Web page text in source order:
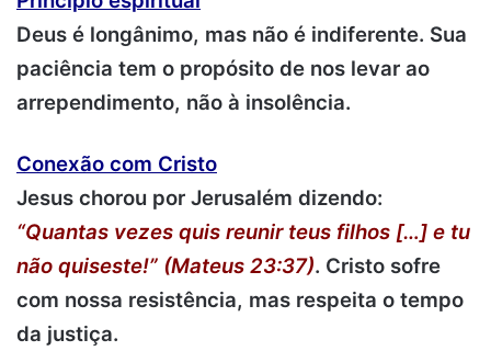
Deus é longânimo, mas não é indiferente. Sua
paciência tem o propósito de nos levar ao
arrependimento, não à insolência.
Conexão com Cristo
Jesus chorou por Jerusalém dizendo:
“Quantas vezes quis reunir teus filhos […] e tu
não quiseste!” (Mateus 23:37). Cristo sofre
com nossa resistência, mas respeita o tempo
da justiça.